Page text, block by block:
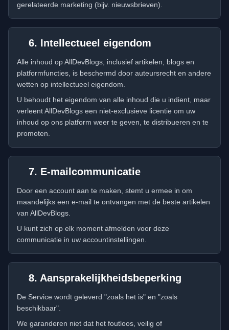
gerelateerde marketing (bijv. nieuwsbrieven).
6. Intellectueel eigendom
Alle inhoud op AllDevBlogs, inclusief artikelen, blogs en
platformfuncties, is beschermd door auteursrecht en andere
wetten op intellectueel eigendom.
U behoudt het eigendom van alle inhoud die u indient, maar
verleent AllDevBlogs een niet-exclusieve licentie om uw
inhoud op ons platform weer te geven, te distribueren en te
promoten.
7. E-mailcommunicatie
Door een account aan te maken, stemt u ermee in om
maandelijks een e-mail te ontvangen met de beste artikelen
van AllDevBlogs.
U kunt zich op elk moment afmelden voor deze
communicatie in uw accountinstellingen.
8. Aansprakelijkheidsbeperking
De Service wordt geleverd "zoals het is" en "zoals
beschikbaar".
We garanderen niet dat het foutloos, veilig of